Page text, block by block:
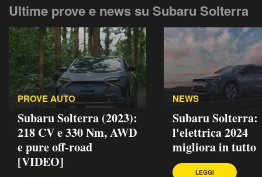
Ultime prove e news su Subaru Solterra
PROVE AUTO
Subaru Solterra (2023):
218 CV e 330 Nm, AWD
e pure off-road
[VIDEO]
NEWS
Subaru Solterra:
l'elettrica 2024
migliora in tutto
LEGGI